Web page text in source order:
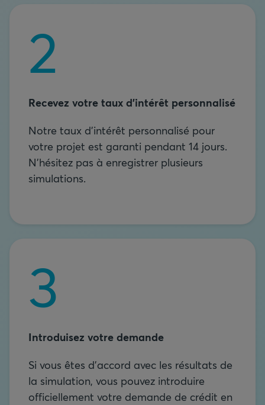
Recevez votre taux d'intérêt personnalisé
Notre taux d'intérêt personnalisé pour
votre projet est garanti pendant 14 jours.
N'hésitez pas à enregistrer plusieurs
simulations.
Introduisez votre demande
Si vous êtes d'accord avec les résultats de
la simulation, vous pouvez introduire
officiellement votre demande de crédit en